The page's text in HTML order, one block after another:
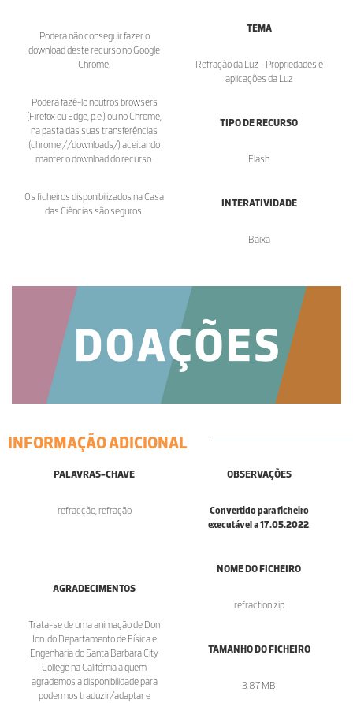
Poderá não conseguir fazer o
download deste recurso no Google
Chrome.
Poderá fazê-lo noutros browsers
(Firefox ou Edge, p.e.) ou no Chrome,
na pasta das suas transferências
(chrome://downloads/) aceitando
manter o download do recurso.
Os ficheiros disponibilizados na Casa
das Ciências são seguros.
TEMA
Refração da Luz - Propriedades e
aplicações da Luz
TIPO DE RECURSO
Flash
INTERATIVIDADE
Baixa
INFORMAÇÃO ADICIONAL
PALAVRAS-CHAVE
refracção, refração
OBSERVAÇÕES
Convertido para ficheiro
executável a 17.05.2022.
AGRADECIMENTOS
Trata-se de uma animação de Don
Ion. do Departamento de Física e
Engenharia do Santa Barbara City
College na Califórnia a quem
agrademos a disponibilidade para
podermos traduzir/adaptar e
NOME DO FICHEIRO
refraction.zip
TAMANHO DO FICHEIRO
3.87 MB